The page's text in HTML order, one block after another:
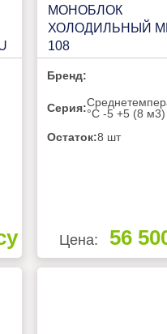
МОНОБЛОК
ХОЛОДИЛЬНЫЙ
108
Бренд:
Серия:°C -5 +5 (8 м3)
Остаток:8 шт
Цена: 56